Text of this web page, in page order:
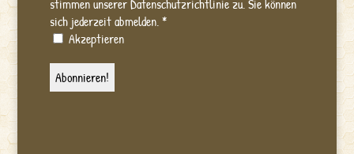
stimmen unserer Datenschutzrichtlinie zu. Sie können
sich jederzeit abmelden.*
Akzeptieren